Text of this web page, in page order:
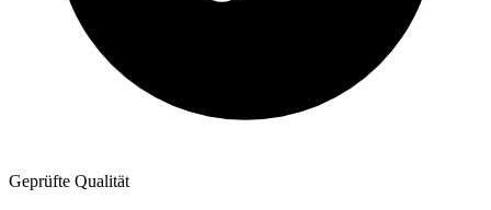
Geprüfte Qualität